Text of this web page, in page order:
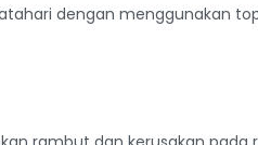
dengan menggunakan